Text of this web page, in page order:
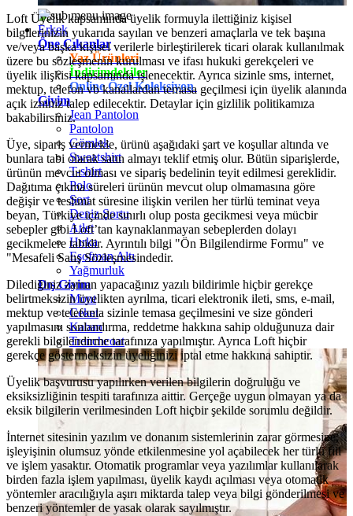
Erkek
Öne Çıkanlar
Yaz Ürünleri
İndirimdekiler
Online Özel Koleksiyon
Giyim
Jean Pantolon
Pantolon
Gömlek
Sweatshirt
T-shirt
Polo
Şort
Deniz Şortu
Atlet
Hırka
Eşofman Altı
Yağmurluk
Dış Giyim
Mont
Ceket
Kaban
Trenchcoat
Loft Üyelik kapsamında üyelik formuyla ilettiğiniz kişisel
bilgilerinizin yukarıda sayılan ve benzeri amaçlarla ve tek başına
ve/veya başka kişisel verilerle birleştirilerek ticari olarak kullanılmak
üzere bu sözleşmenin kurulması ve ifası hukuki gerekçeleri ve
üyelik ilişkisi kapsamında işlenecektir. Ayrıca sizinle sms, internet,
mektup, telefon vb kanallardan temasa geçilmesi için üyelik alanında
açık izniniz talep edilecektir. Detaylar için gizlilik politikamıza
bakabilirsiniz.
Üye, sipariş vermekle, ürünü aşağıdaki şart ve koşullar altında ve
bunlara tabi olarak satın almayı teklif etmiş olur. Bütün siparişlerde,
ürünün mevcut olması ve sipariş bedelinin teyit edilmesi gereklidir.
Dağıtıma çıkma süreleri ürünün mevcut olup olmamasına göre
değişir ve teslimat süresine ilişkin verilen her türlü teminat veya
beyan, Türkiye içinde sınırlı olup posta gecikmesi veya mücbir
sebepler gibi Loft’tan kaynaklanmayan sebeplerden dolayı
gecikmelere tabidir. Ayrıntılı bilgi "Ön Bilgilendirme Formu" ve
"Mesafeli Satış Sözleşmesindedir.
Dilediğiniz zaman yapacağınız yazılı bildirimle hiçbir gerekçe
belirtmeksizin üyelikten ayrılma, ticari elektronik ileti, sms, e-mail,
mektup ve telefonla sizinle temasa geçilmesini ve size gönderi
yapılmasını sonlandırma, reddetme hakkına sahip olduğunuza dair
gerekli bilgilendirme tarafınıza yapılmıştır. Ayrıca Loft hiçbir
gerekçe göstermeksizin üyeliğinizi iptal etme hakkına sahiptir.
Üyelik başvurusu yapılırken verilen bilgilerin doğruluğu ve
eksiksizliğinin tespiti tarafınıza aittir. Gerçeğe uygun olmayan ya da
eksik bilgilerin verilmesinden Loft hiçbir şekilde sorumlu değildir.
İnternet sitesinin yazılım ve donanım sistemlerinin zarar görmesine,
işleyişinin olumsuz yönde etkilenmesine yol açabilecek her türlü fiil
ve işlem yasaktır. Otomatik programlar veya yazılımlar kullanılarak
birden fazla işlem yapılması, üyelik kaydı açılması veya otomatik
yöntemler aracılığıyla aşırı miktarda talep veya bilgi gönderilmesi ve
benzeri yöntemler de yasak olarak sayılmıştır.